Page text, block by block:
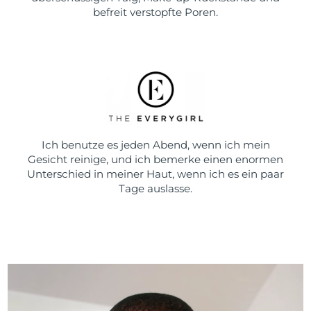
befreit verstopfte Poren.
Ich benutze es jeden Abend, wenn ich mein
Gesicht reinige, und ich bemerke einen enormen
Unterschied in meiner Haut, wenn ich es ein paar
Tage auslasse.